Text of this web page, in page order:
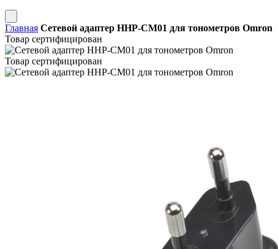
Главная Сетевой адаптер HHP-CM01 для тонометров Omron
Товар сертифицирован
Товар сертифицирован